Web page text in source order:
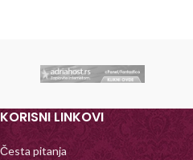
KORISNI LINKOVI
Česta pitanja